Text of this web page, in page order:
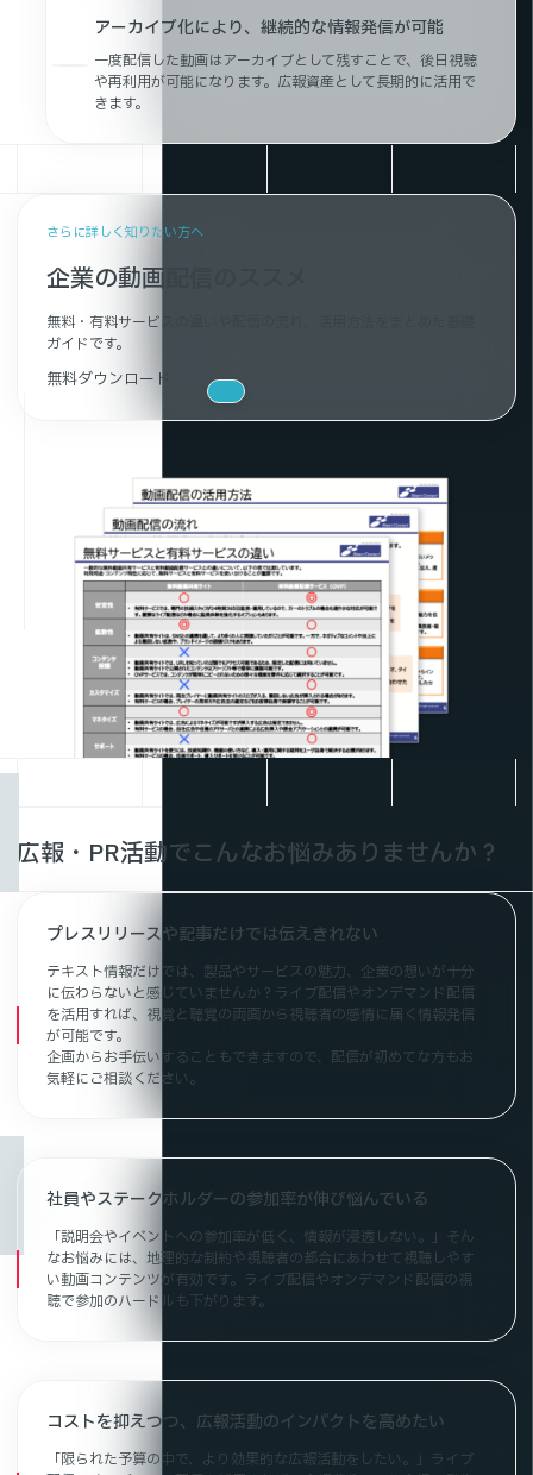
アーカイブ化により、継続的な情報発信が可能
一度配信した動画はアーカイブとして残すことで、後日視聴
や再利用が可能になります。広報資産として長期的に活用で
きます。
さらに詳しく知りたい方へ
企業の動画配信のススメ
無料・有料サービスの違いや配信の流れ、活用方法をまとめた基礎
ガイドです。
無料ダウンロード
広報・PR活動でこんなお悩みありませんか？
プレスリリースや記事だけでは伝えきれない
テキスト情報だけでは、製品やサービスの魅力、企業の想いが十分
に伝わらないと感じていませんか？ライブ配信やオンデマンド配信
を活用すれば、視覚と聴覚の両面から視聴者の感情に届く情報発信
が可能です。
企画からお手伝いすることもできますので、配信が初めてな方もお
気軽にご相談ください。
社員やステークホルダーの参加率が伸び悩んでいる
「説明会やイベントへの参加率が低く、情報が浸透しない。」そん
なお悩みには、地理的な制約や視聴者の都合にあわせて視聴しやす
い動画コンテンツが有効です。ライブ配信やオンデマンド配信の視
聴で参加のハードルも下がります。
コストを抑えつつ、広報活動のインパクトを高めたい
「限られた予算の中で、より効果的な広報活動をしたい。」ライブ